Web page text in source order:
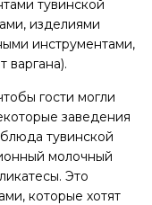
тувинской
изделиями
инструментами,
варгана).
гости могли
заведения
тувинской
молочный
Это
которые хотят